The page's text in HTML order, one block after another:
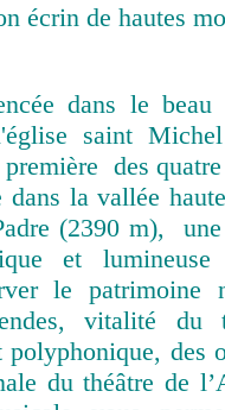
écrin de hautes
dans le
saint
des
dans la vallée
(2390 m),
et
le patrimoine
vitalité
des
du théâtre de